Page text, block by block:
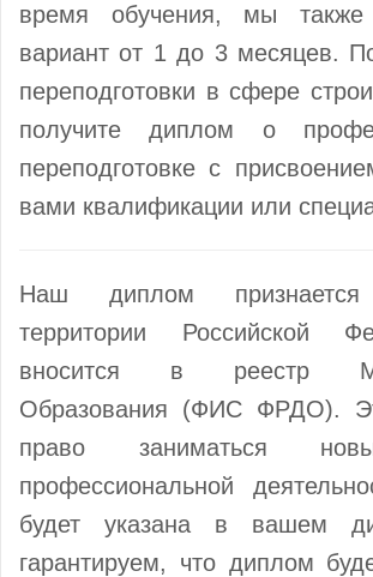
время обучения, мы также
вариант от 1 до 3 месяцев.
переподготовки в сфере
получите диплом о
переподготовке с
вами квалификации или
Наш диплом
территории Российской
вносится в реестр
Образования (ФИС ФРДО).
право заниматься
профессиональной
будет указана в вашем
гарантируем, что диплом